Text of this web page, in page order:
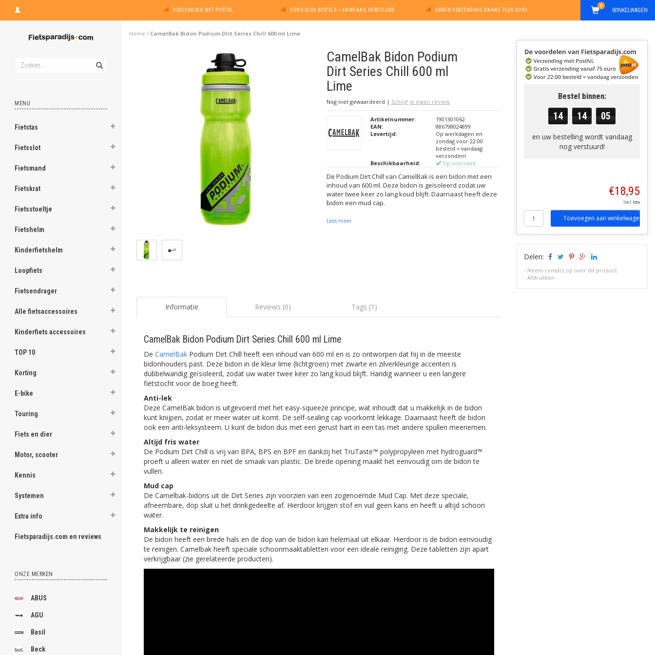
VERZENDING MET POSTNL VOOR 22:00 BESTELD = VANDAAG VERSTUURD GRATIS VERZENDING VANAF 75,00 EURO WINKELWAGEN
0
MENU
Fietstas
Fietsslot
Fietsmand
Fietskrat
Fietsstoeltje
Fietshelm
Kinderfietshelm
Loopfiets
Fietsendrager
Alle fietsaccessoires
Kinderfiets accessoires
TOP 10
Korting
E-bike
Touring
Fiets en dier
Motor, scooter
Kennis
Systemen
Extra info
Fietsparadijs.com en reviews
ONZE MERKEN
ABUS
AGU
Basil
Beck
Home / CamelBak Bidon Podium Dirt Series Chill 600 ml Lime
CamelBak Bidon Podium
Dirt Series Chill 600 ml
Lime
Nog niet gewaardeerd | Schrijf je eigen review
Artikelnummer:
1901301062
EAN:
886798024899
Levertijd:
Op werkdagen en
zondag voor 22:00
besteld = vandaag
verzonden!
Beschikbaarheid:
Op voorraad
De Podium Dirt Chill van CamelBak is een bidon met een
inhoud van 600 ml. Deze bidon is geïsoleerd zodat uw
water twee keer zo lang koud blijft. Daarnaast heeft deze
bidon een mud cap.
Lees meer
Informatie Reviews (0) Tags (1)
CamelBak Bidon Podium Dirt Series Chill 600 ml Lime
De CamelBak Podium Dirt Chill heeft een inhoud van 600 ml en is zo ontworpen dat hij in de meeste
bidonhouders past. Deze bidon in de kleur lime (lichtgroen) met zwarte en zilverkleurige accenten is
dubbelwandig geïsoleerd, zodat uw water twee keer zo lang koud blijft. Handig wanneer u een langere
fietstocht voor de boeg heeft.
Anti-lek
Deze CamelBak bidon is uitgevoerd met het easy-squeeze principe, wat inhoudt dat u makkelijk in de bidon
kunt knijpen, zodat er meer water uit komt. De self-sealing cap voorkomt lekkage. Daarnaast heeft de bidon
ook een anti-leksysteem. U kunt de bidon dus met een gerust hart in een tas met andere spullen meenemen.
Altijd fris water
De Podium Dirt Chill is vrij van BPA, BPS en BPF en dankzij het TruTaste™ polypropyleen met hydroguard™
proeft u alleen water en niet de smaak van plastic. De brede opening maakt het eenvoudig om de bidon te
vullen.
Mud cap
De Camelbak-bidons uit de Dirt Series zijn voorzien van een zogenoemde Mud Cap. Met deze speciale,
afneembare, dop sluit u het drinkgedeelte af. Hierdoor krijgen stof en vuil geen kans en heeft u altijd schoon
water.
Makkelijk te reinigen
De bidon heeft een brede hals en de dop van de bidon kan helemaal uit elkaar. Hierdoor is de bidon eenvoudig
te reinigen. Camelbak heeft speciale schoonmaaktabletten voor een ideale reiniging. Deze tabletten zijn apart
verkrijgbaar (zie gerelateerde producten).
Bestel binnen:
14 : 14 : 04
en uw bestelling wordt vandaag
nog verstuurd!
€18,95
Incl. btw
Toevoegen aan winkelwagen
Delen:
- Neem contact op over dit product
-Afdrukken